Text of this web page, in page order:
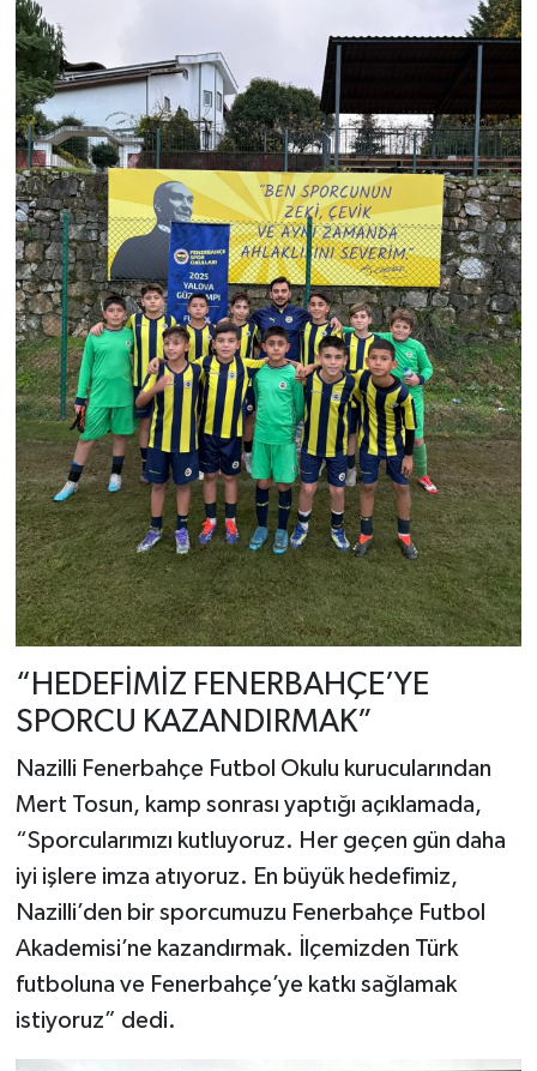
“HEDEFİMİZ FENERBAHÇE’YE
SPORCU KAZANDIRMAK”
Nazilli Fenerbahçe Futbol Okulu kurucularından
Mert Tosun, kamp sonrası yaptığı açıklamada,
“Sporcularımızı kutluyoruz. Her geçen gün daha
iyi işlere imza atıyoruz. En büyük hedefimiz,
Nazilli’den bir sporcumuzu Fenerbahçe Futbol
Akademisi’ne kazandırmak. İlçemizden Türk
futboluna ve Fenerbahçe’ye katkı sağlamak
istiyoruz” dedi.